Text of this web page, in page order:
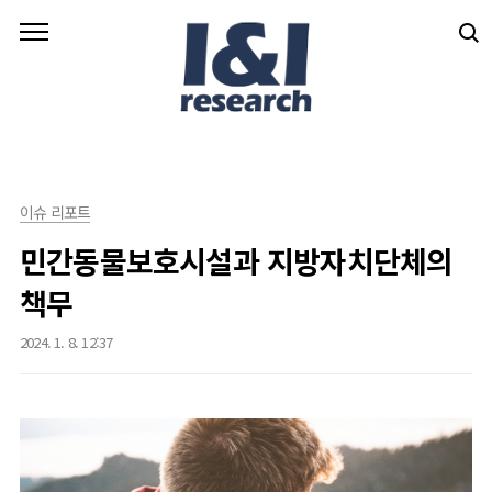
이슈 리포트
민간동물보호시설과 지방자치단체의
책무
2024. 1. 8. 12:37